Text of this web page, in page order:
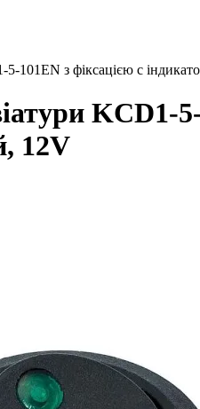
5-101EN з фіксацією c
KCD1-
12V